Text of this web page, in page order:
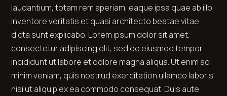
laudantium, totam rem aperiam, eaque ipsa quae ab illo
inventore veritatis et quasi architecto beatae vitae
dicta sunt explicabo. Lorem ipsum dolor sit amet,
consectetur adipiscing elit, sed do eiusmod tempor
incididunt ut labore et dolore magna aliqua. Ut enim ad
minim veniam, quis nostrud exercitation ullamco laboris
nisi ut aliquip ex ea commodo consequat. Duis aute